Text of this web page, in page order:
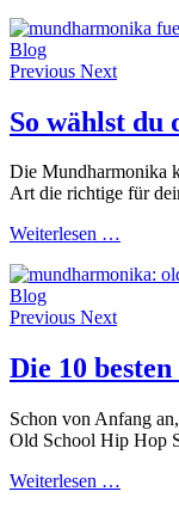
Blog
Previous Next
So wählst
Die Mundharmonika
Art die richtige für
Weiterlesen …
Blog
Previous Next
Die 10
Schon von Anfang
Old School Hip Hop
Weiterlesen …